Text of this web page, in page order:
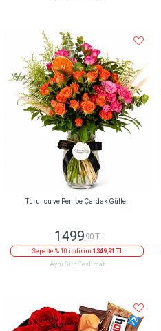
Turuncu ve Pembe Çardak Güller
1499,90 TL
Sepette % 10 indirim 1349,91 TL
Aynı Gün Teslimat